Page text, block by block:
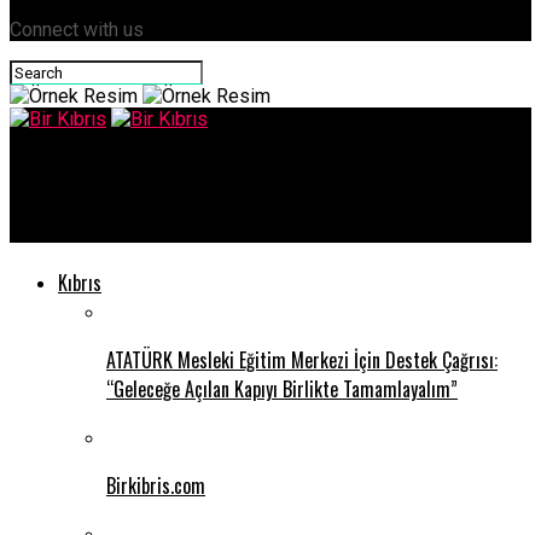
Connect with us
Kıbrıs
ATATÜRK Mesleki Eğitim Merkezi İçin Destek Çağrısı:
“Geleceğe Açılan Kapıyı Birlikte Tamamlayalım”
Birkibris.com